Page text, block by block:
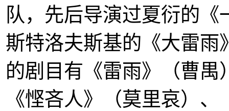
队，先后导演过夏衍的
斯特洛夫斯基的《大雷雨
的剧目有《雷雨》（曹
《悭吝人》（莫里哀）